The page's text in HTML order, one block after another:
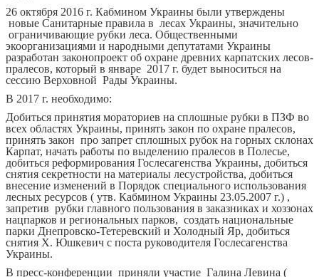
26 октября 2016 г. Кабмином Украины были утверждены
новые Санитарные правила в лесах Украины, значительно
ограничивающие рубки леса. Общественными
экоорганизациями и народными депутатами Украины
разработан законопроект об охране древних карпатских лесов-
пралесов, который в январе 2017 г. будет выноситься на
сессию Верховной Рады Украины.
В 2017 г. необходимо:
Добиться принятия мораториев на сплошные рубки в ПЗФ во
всех областях Украины, принять закон по охране пралесов,
принять закон про запрет сплошных рубок на горных склонах
Карпат, начать работы по выделению пралесов в Полесье,
добиться реформирования Гослесагенства Украины, добиться
снятия секретности на материалы лесустройства, добиться
внесение изменений в Порядок специального использования
лесных ресурсов ( утв. Кабмином Украины 23.05.2007 г.) ,
запретив рубки главного пользования в заказниках и хоззонах
нацпарков и региональных парков, создать национальные
парки Днепровско-Тетеревский и Холодный Яр, добиться
снятия Х. Юшкевич с поста руководителя Гослесагенства
Украины.
В пресс-конференции приняли участие Галина Левина (